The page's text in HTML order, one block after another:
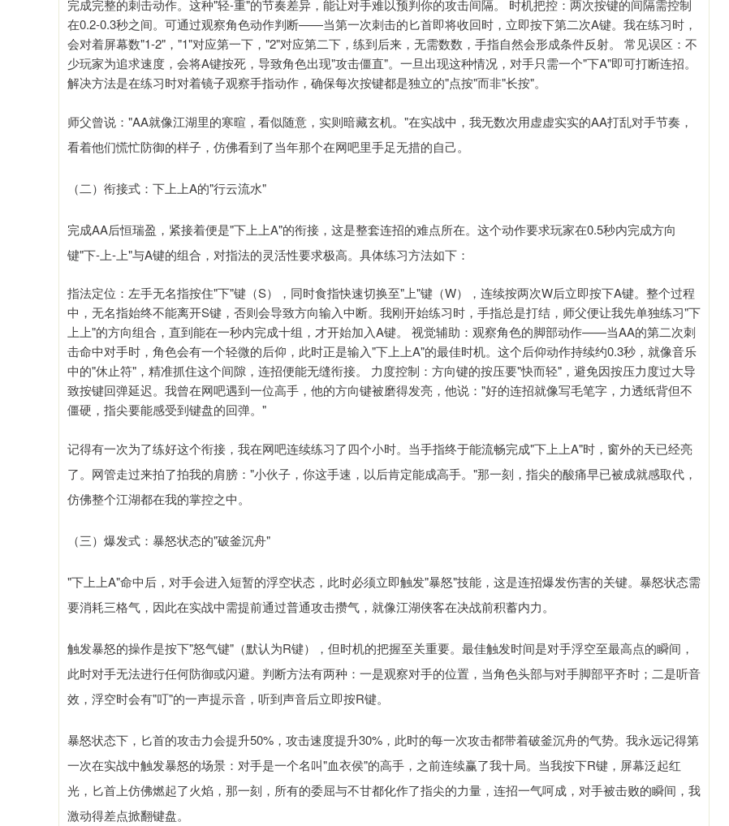
完成完整的刺击动作。这种"轻-重"的节奏差异，能让对手难以预判你的攻击间隔。 时机把控：两次按键的间隔需控制
在0.2-0.3秒之间。可通过观察角色动作判断——当第一次刺击的匕首即将收回时，立即按下第二次A键。我在练习时，
会对着屏幕数"1-2"，"1"对应第一下，"2"对应第二下，练到后来，无需数数，手指自然会形成条件反射。 常见误区：不
少玩家为追求速度，会将A键按死，导致角色出现"攻击僵直"。一旦出现这种情况，对手只需一个"下A"即可打断连招。
解决方法是在练习时对着镜子观察手指动作，确保每次按键都是独立的"点按"而非"长按"。
师父曾说："AA就像江湖里的寒暄，看似随意，实则暗藏玄机。"在实战中，我无数次用虚虚实实的AA打乱对手节奏，
看着他们慌忙防御的样子，仿佛看到了当年那个在网吧里手足无措的自己。
（二）衔接式：下上上A的"行云流水"
完成AA后恒瑞盈，紧接着便是"下上上A"的衔接，这是整套连招的难点所在。这个动作要求玩家在0.5秒内完成方向
键"下-上-上"与A键的组合，对指法的灵活性要求极高。具体练习方法如下：
指法定位：左手无名指按住"下"键（S），同时食指快速切换至"上"键（W），连续按两次W后立即按下A键。整个过程
中，无名指始终不能离开S键，否则会导致方向输入中断。我刚开始练习时，手指总是打结，师父便让我先单独练习"下
上上"的方向组合，直到能在一秒内完成十组，才开始加入A键。 视觉辅助：观察角色的脚部动作——当AA的第二次刺
击命中对手时，角色会有一个轻微的后仰，此时正是输入"下上上A"的最佳时机。这个后仰动作持续约0.3秒，就像音乐
中的"休止符"，精准抓住这个间隙，连招便能无缝衔接。 力度控制：方向键的按压要"快而轻"，避免因按压力度过大导
致按键回弹延迟。我曾在网吧遇到一位高手，他的方向键被磨得发亮，他说："好的连招就像写毛笔字，力透纸背但不
僵硬，指尖要能感受到键盘的回弹。"
记得有一次为了练好这个衔接，我在网吧连续练习了四个小时。当手指终于能流畅完成"下上上A"时，窗外的天已经亮
了。网管走过来拍了拍我的肩膀："小伙子，你这手速，以后肯定能成高手。"那一刻，指尖的酸痛早已被成就感取代，
仿佛整个江湖都在我的掌控之中。
（三）爆发式：暴怒状态的"破釜沉舟"
"下上上A"命中后，对手会进入短暂的浮空状态，此时必须立即触发"暴怒"技能，这是连招爆发伤害的关键。暴怒状态需
要消耗三格气，因此在实战中需提前通过普通攻击攒气，就像江湖侠客在决战前积蓄内力。
触发暴怒的操作是按下"怒气键"（默认为R键），但时机的把握至关重要。最佳触发时间是对手浮空至最高点的瞬间，
此时对手无法进行任何防御或闪避。判断方法有两种：一是观察对手的位置，当角色头部与对手脚部平齐时；二是听音
效，浮空时会有"叮"的一声提示音，听到声音后立即按R键。
暴怒状态下，匕首的攻击力会提升50%，攻击速度提升30%，此时的每一次攻击都带着破釜沉舟的气势。我永远记得第
一次在实战中触发暴怒的场景：对手是一个名叫"血衣侯"的高手，之前连续赢了我十局。当我按下R键，屏幕泛起红
光，匕首上仿佛燃起了火焰，那一刻，所有的委屈与不甘都化作了指尖的力量，连招一气呵成，对手被击败的瞬间，我
激动得差点掀翻键盘。